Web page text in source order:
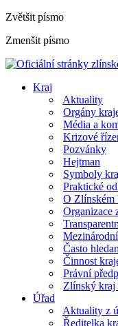
Zvětšit písmo
Zmenšit písmo
Kraj
Aktuality
Orgány
Média a
Krizové
Pozvánky
Hejtman
Symboly
Praktické
O Zlínském
Organizace
Často
Činnost
Právní
Zlínský kraj
Úřad
Aktuality z
Ředitelka